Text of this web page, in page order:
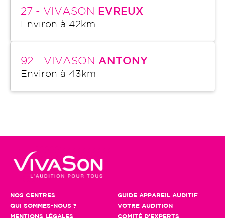
27 - VIVASON EVREUX
Environ à 42km
92 - VIVASON ANTONY
Environ à 43km
NOS CENTRES
QUI SOMMES-NOUS ?
MENTIONS LÉGALES
GUIDE APPAREIL AUDITIF
VOTRE AUDITION
COMITÉ D'EXPERTS